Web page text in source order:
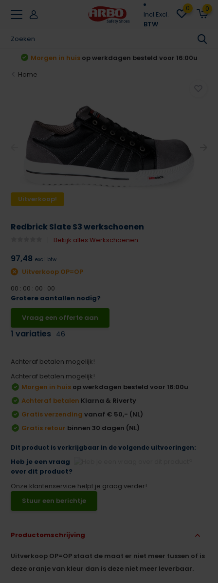
Incl.Excl.
BTW
0 0
Morgen in huis op werkdagen besteld voor 16:00u
Home
Uitverkoop!
Redbrick Slate S3 werkschoenen
Bekijk alles Werkschoenen
97,48 excl. btw
Uitverkoop OP=OP
00 : 00 : 00 : 00
Grotere aantallen nodig?
Vraag een offerte aan
1 variaties 46
Achteraf betalen mogelijk!
Achteraf betalen mogelijk!
Morgen in huis op werkdagen besteld voor 16:00u
Achteraf betalen Klarna & Riverty
Gratis verzending vanaf € 50,- (NL)
Gratis retour binnen 30 dagen (NL)
Dit product is verkrijgbaar in de volgende uitvoeringen:
Heb je een vraag
over dit product?
Onze klantenservice helpt je graag verder!
Stuur een berichtje
Productomschrijving
Uitverkoop OP=OP staat de maat er niet meer tussen of is
deze oranje van kleur dan is deze niet meer leverbaar.